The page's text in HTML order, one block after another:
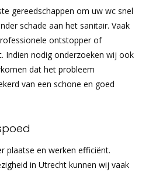
gereedschappen om uw wc snel
schade aan het sanitair. Vaak
ontstopper of
Indien nodig onderzoeken wij ook
dat het probleem
van een schone en goed
plaatse en werken efficiënt.
in Utrecht kunnen wij vaak